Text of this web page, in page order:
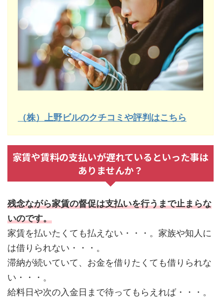
（株）上野ビルのクチコミや評判はこちら
家賃や賃料の支払いが遅れているといった事は
ありませんか？
残念ながら家賃の督促は支払いを行うまで止まらな
いのです。
家賃を払いたくても払えない・・・。家族や知人に
は借りられない・・・。
滞納が続いていて、お金を借りたくても借りられな
い・・・。
給料日や次の入金日まで待ってもらえれば・・・。